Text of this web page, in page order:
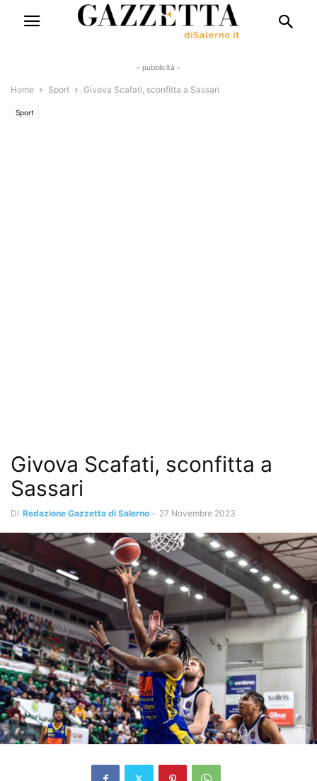
- pubblicità -
Home Sport Givova Scafati, sconfitta a Sassari
Sport
Givova Scafati, sconfitta a
Sassari
Di Redazione Gazzetta di Salerno - 27 Novembre 2023